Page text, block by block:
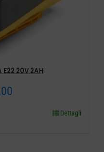
E22 20V 2AH
Dettagli